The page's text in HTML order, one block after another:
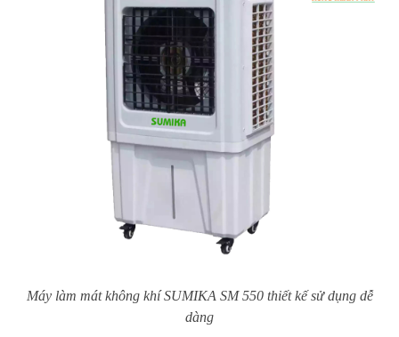
Máy làm mát không khí SUMIKA SM 550 thiết kế sử dụng dễ
dàng